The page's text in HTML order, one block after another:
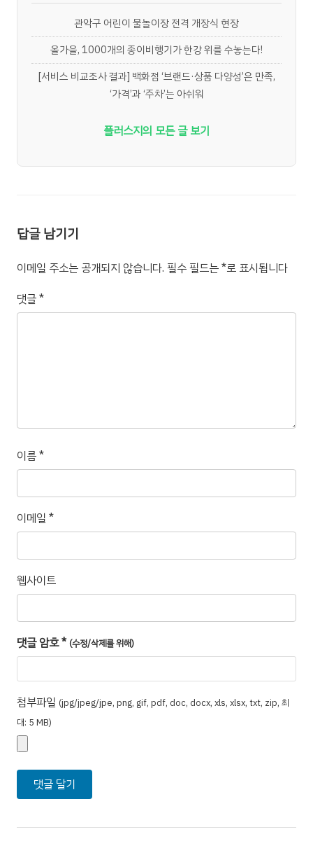
관악구 어린이 물놀이장 전격 개장식 현장
올가을, 1000개의 종이비행기가 한강 위를 수놓는다!
[서비스 비교조사 결과] 백화점 ‘브랜드·상품 다양성’은 만족,
‘가격’과 ‘주차’는 아쉬워
플러스지의 모든 글 보기
답글 남기기
이메일 주소는 공개되지 않습니다. 필수 필드는*로 표시됩니다
댓글*
이름*
이메일 *
웹사이트
댓글 암호* (수정/삭제를 위해)
첨부파일 (jpg/jpeg/jpe, png, gif, pdf, doc, docx, xls, xlsx, txt, zip, 최
대: 5 MB)